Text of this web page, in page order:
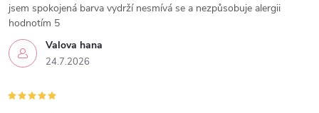
Valova hana
24.7.2026
jsem spokojená barva vydrží nesmívá se a nezpůsobuje alergii
hodnotím 5